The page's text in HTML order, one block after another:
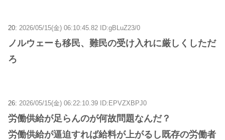
20: 2026/05/15(金) 06:10:45.82 ID:gBLuZ23/0
ノルウェーも移民、難民の受け入れに厳しくしただ
ろ
26: 2026/05/15(金) 06:22:10.39 ID:EPVZXBPJ0
労働供給が足らんのが何故問題なんだ？
労働供給が逼迫すれば給料が上がるし既存の労働者